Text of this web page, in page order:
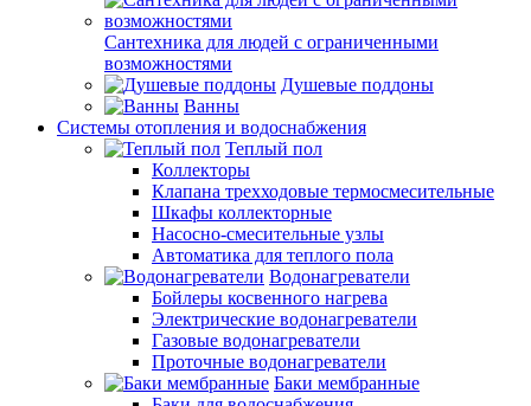
Сантехника для людей с ограниченными
возможностями
Душевые поддоны
Ванны
Системы отопления и водоснабжения
Теплый пол
Коллекторы
Клапана трехходовые термосмесительные
Шкафы коллекторные
Насосно-смесительные узлы
Автоматика для теплого пола
Водонагреватели
Бойлеры косвенного нагрева
Электрические водонагреватели
Газовые водонагреватели
Проточные водонагреватели
Баки мембранные